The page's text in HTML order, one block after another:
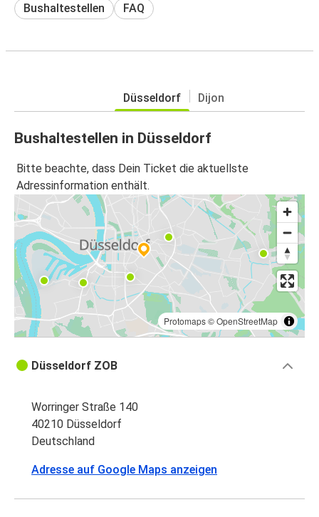
Bushaltestellen FAQ
Düsseldorf Dijon
Bushaltestellen in Düsseldorf
Bitte beachte, dass Dein Ticket die aktuellste
Adressinformation enthält.
Protomaps©OpenStreetMap
Düsseldorf ZOB
Worringer Straße 140
40210 Düsseldorf
Deutschland
Adresse auf Google Maps anzeigen